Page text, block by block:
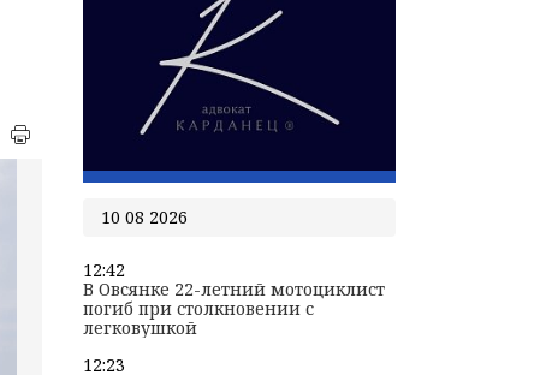
10 08 2026
12:42
В Овсянке 22-летний мотоциклист
погиб при столкновении с
легковушкой
12:23